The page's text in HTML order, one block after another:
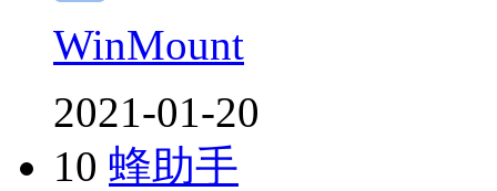
WinMount
2021-01-20
10 蜂助手